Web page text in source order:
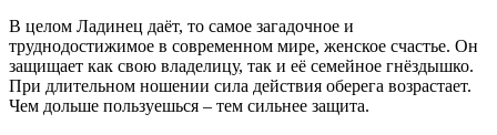
В целом Ладинец даёт, то самое загадочное и
труднодостижимое в современном мире, женское счастье. Он
защищает как свою владелицу, так и её семейное гнёздышко.
При длительном ношении сила действия оберега возрастает.
Чем дольше пользуешься – тем сильнее защита.